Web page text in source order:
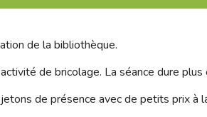
de la bibliothèque.
de bricolage. La séance dure plus
de présence avec de petits prix à